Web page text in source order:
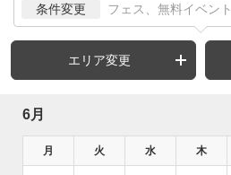
条件変更 フェス、無料イベント
エリア変更
6月
月 火 水 木